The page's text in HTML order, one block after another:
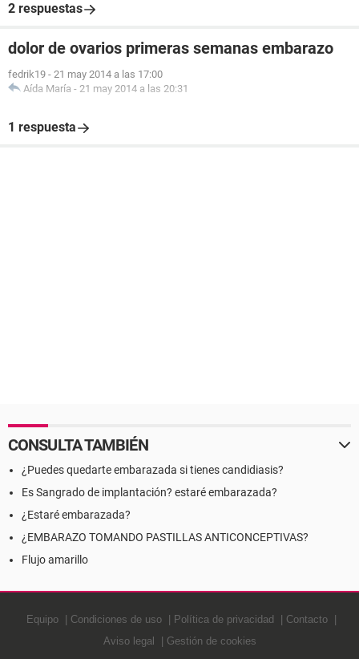
2 respuestas
dolor de ovarios primeras semanas embarazo
fedrik19 - 21 may 2014 a las 17:00
Aída María - 21 may 2014 a las 20:31
1 respuesta
CONSULTA TAMBIÉN
¿Puedes quedarte embarazada si tienes candidiasis?
Es Sangrado de implantación? estaré embarazada?
¿Estaré embarazada?
¿EMBARAZO TOMANDO PASTILLAS ANTICONCEPTIVAS?
Flujo amarillo
Equipo Condiciones de uso Política de privacidad
Contacto
Aviso legal
Gestión de cookies